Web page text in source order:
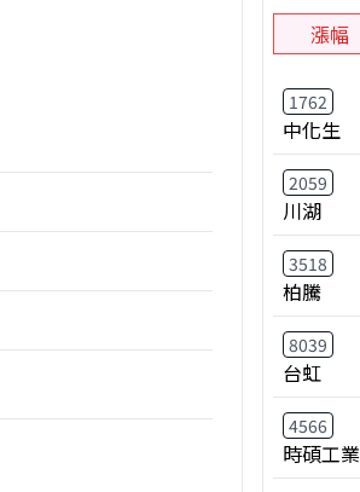
漲幅
1762
中化生
2059
川湖
3518
柏騰
8039
台虹
4566
時碩工業